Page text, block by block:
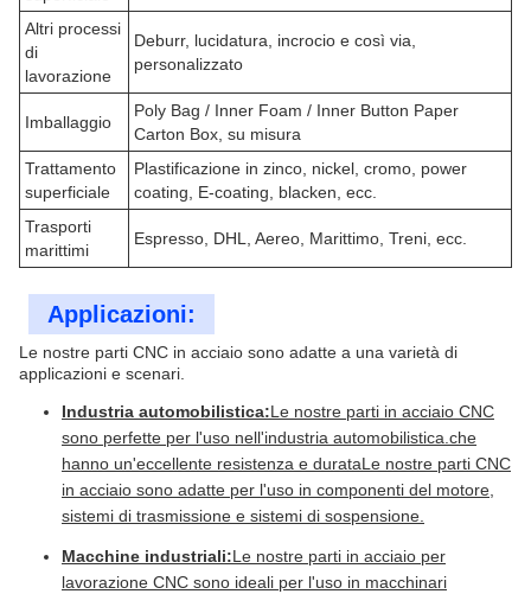
Altri processi
di
lavorazione
Deburr, lucidatura, incrocio e così via,
personalizzato
Imballaggio
Poly Bag / Inner Foam / Inner Button Paper
Carton Box, su misura
Trattamento
superficiale
Plastificazione in zinco, nickel, cromo, power
coating, E-coating, blacken, ecc.
Trasporti
marittimi
Espresso, DHL, Aereo, Marittimo, Treni, ecc.
Applicazioni:
Le nostre parti CNC in acciaio sono adatte a una varietà di
applicazioni e scenari.
Industria automobilistica:Le nostre parti in acciaio CNC
sono perfette per l'uso nell'industria automobilistica.che
hanno un'eccellente resistenza e durataLe nostre parti CNC
in acciaio sono adatte per l'uso in componenti del motore,
sistemi di trasmissione e sistemi di sospensione.
Macchine industriali:Le nostre parti in acciaio per
lavorazione CNC sono ideali per l'uso in macchinari